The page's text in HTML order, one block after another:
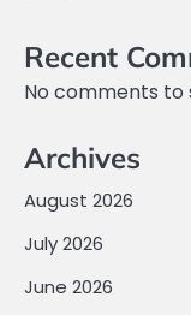
Recent
No comments to
Archives
August 2026
July 2026
June 2026